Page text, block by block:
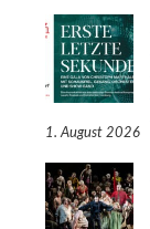
1. August 2026